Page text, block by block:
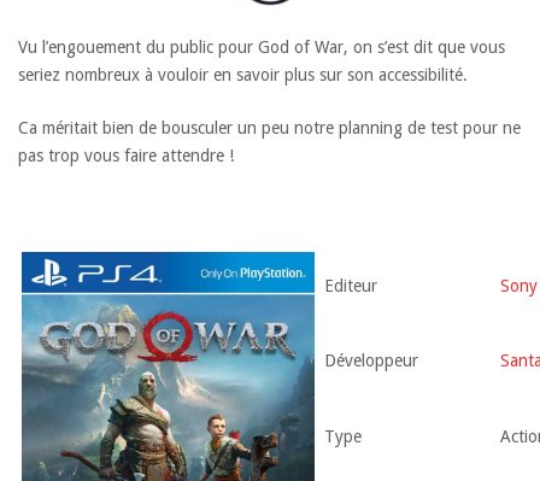
Vu l’engouement du public pour God of War, on s’est dit que vous
seriez nombreux à vouloir en savoir plus sur son accessibilité.
Ca méritait bien de bousculer un peu notre planning de test pour ne
pas trop vous faire attendre !
Editeur
Développeur
Type